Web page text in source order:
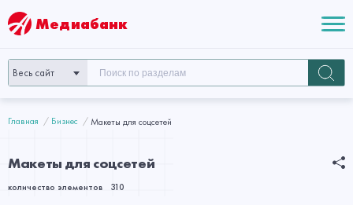
Медиабанк
Весь сайт
Главная Бизнес Макеты для соцсетей
Макеты для соцсетей
количество элементов 310